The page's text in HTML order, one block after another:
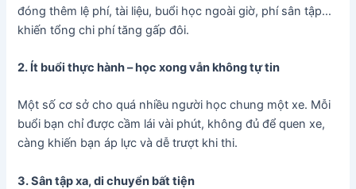
đóng thêm lệ phí, tài liệu, buổi học ngoài giờ, phí sân tập…
khiến tổng chi phí tăng gấp đôi.
2. Ít buổi thực hành – học xong vẫn không tự tin
Một số cơ sở cho quá nhiều người học chung một xe. Mỗi
buổi bạn chỉ được cầm lái vài phút, không đủ để quen xe,
càng khiến bạn áp lực và dễ trượt khi thi.
3. Sân tập xa, di chuyển bất tiện